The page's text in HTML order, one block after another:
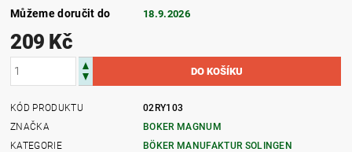
Můžeme doručit do
18.9.2026
209 Kč
KÓD PRODUKTU
02RY103
ZNAČKA
BOKER MAGNUM
KATEGORIE
BÖKER MANUFAKTUR SOLINGEN